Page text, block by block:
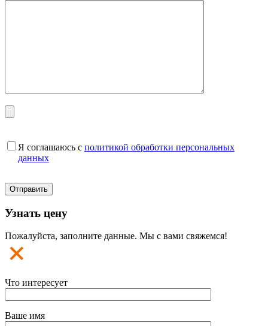
Я соглашаюсь с политикой обработки персональных
данных
Узнать цену
Пожалуйста, заполните данные. Мы с вами свяжемся!
Что интересует
Ваше имя